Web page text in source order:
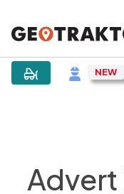
|Sludinājums
Advert